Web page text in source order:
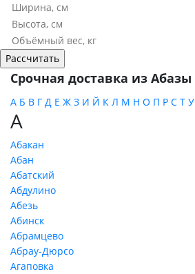
Срочная доставка из Абазы
А Б В Г Д Е Ж З И Й К Л М Н О П Р С Т У
А
Абакан
Абан
Абатский
Абдулино
Абезь
Абинск
Абрамцево
Абрау-Дюрсо
Агаповка